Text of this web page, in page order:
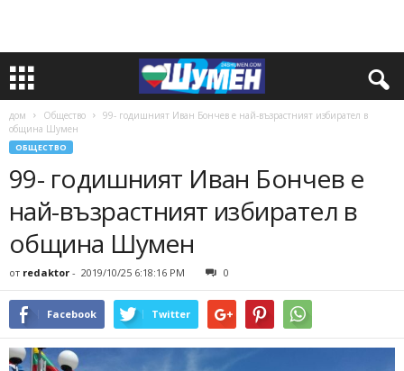
дом Общество
99- годишният Иван Бончев е най-възрастният избирател в
община Шумен
ОБЩЕСТВО
99- годишният Иван Бончев е
най-възрастният избирател в
община Шумен
от redaktor - 2019/10/25 6:18:16 PM 0
Facebook Twitter